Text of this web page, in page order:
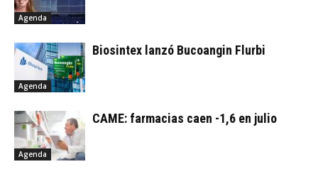
Agenda
Agenda
Biosintex lanzó Bucoangin Flurbi
Agenda
CAME: farmacias caen -1,6 en julio